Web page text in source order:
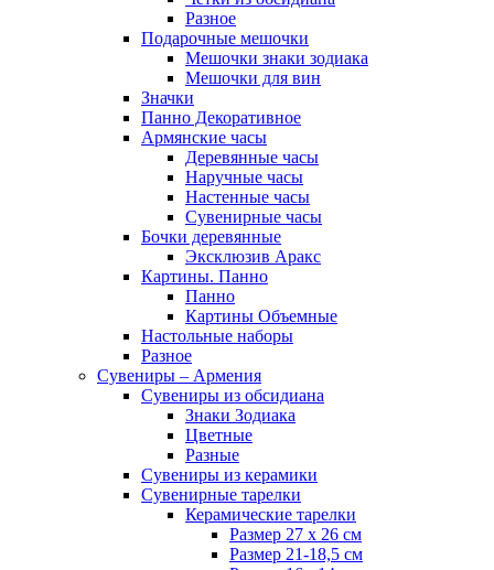
Разное
Подарочные мешочки
Мешочки знаки зодиака
Мешочки для вин
Значки
Панно Декоративное
Армянские часы
Деревянные часы
Наручные часы
Настенные часы
Сувенирные часы
Бочки деревянные
Эксклюзив Аракс
Картины. Панно
Панно
Картины Объемные
Настольные наборы
Разное
Сувениры – Армения
Сувениры из обсидиана
Знаки Зодиака
Цветные
Разные
Сувениры из керамики
Сувенирные тарелки
Керамические тарелки
Размер 27 х 26 см
Размер 21-18,5 см